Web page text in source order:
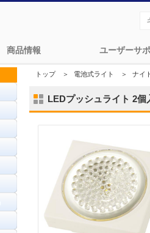
商品情報 ユーザーサ
トップ＞ 電池式ライト ＞ ナイ
LEDプッシュライト 2個